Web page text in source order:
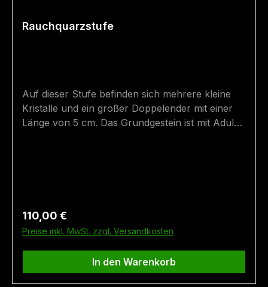
Rauchquarzstufe
Auf dieser Stufe befinden sich mehrere kleine
Kristalle und ein großer Doppelender mit einer
Länge von 5 cm. Das Grundgestein ist mit Adular
Regulärer Preis:
110,00 €
Preise inkl. MwSt. zzgl. Versandkosten
In den Warenkorb